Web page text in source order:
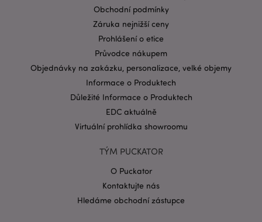
Obchodní podmínky
Záruka nejnižší ceny
Prohlášení o etice
Průvodce nákupem
Objednávky na zakázku, personalizace, velké objemy
Informace o Produktech
Důležité Informace o Produktech
EDC aktuálně
Virtuální prohlídka showroomu
TÝM PUCKATOR
O Puckator
Kontaktujte nás
Hledáme obchodní zástupce
.www.puckator.cz
mage-messages
Adobe Inc.
Zásadách ochrany osobních údajů společnosti